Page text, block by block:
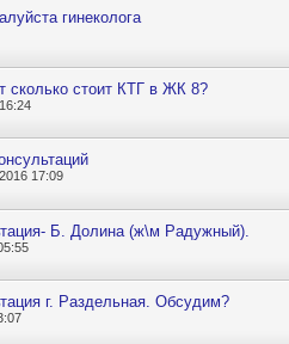
гинеколога
сколько стоит КТГ в ЖК 8?
17:09
Б. Долина (ж\м Радужный).
г. Раздельная. Обсудим?